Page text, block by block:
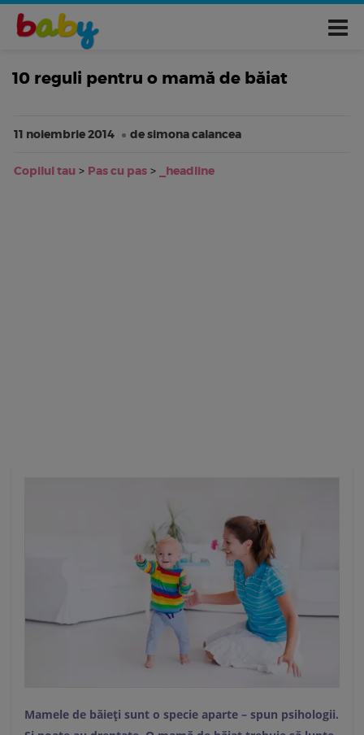
10 reguli pentru o mamă de băiat
11 noiembrie 2014 de simona calancea
Copilul tau > Pas cu pas > _headline
Mamele de băieți sunt o specie aparte – spun psihologii.